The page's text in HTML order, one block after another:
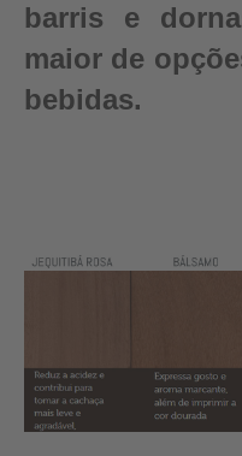
barris e
maior de
bebidas.